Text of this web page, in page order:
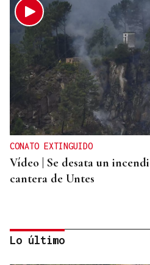
CONATO EXTINGUIDO
Vídeo | Se desata un
cantera de Untes
Lo último